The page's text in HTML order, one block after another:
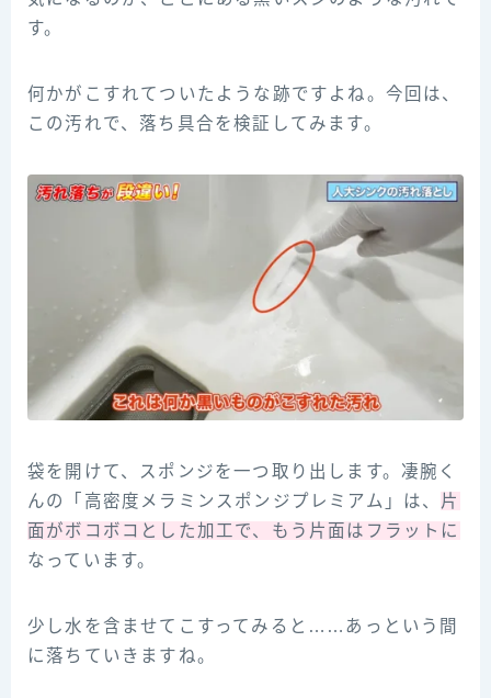
す。
何かがこすれてついたような跡ですよね。今回は、
この汚れで、落ち具合を検証してみます。
袋を開けて、スポンジを一つ取り出します。凄腕く
んの「高密度メラミンスポンジプレミアム」は、 片
面がボコボコとした加工で、もう片面はフラットに
なっています。
少し水を含ませてこすってみると……あっという間
に落ちていきますね。